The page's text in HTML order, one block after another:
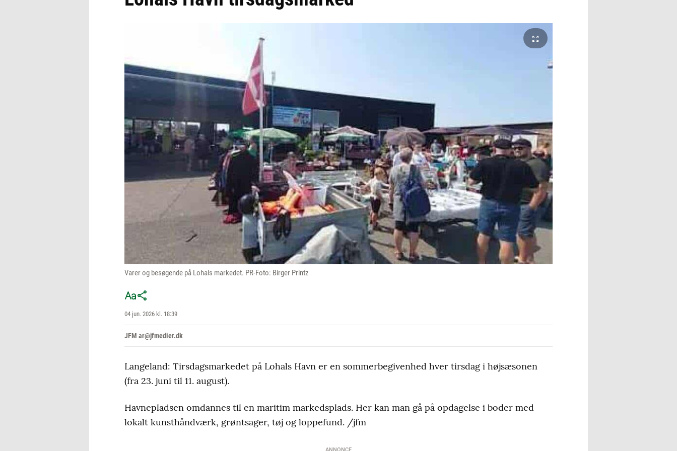
Varer og besøgende på Lohals markedet. PR-Foto: Birger Printz
04 jun. 2026 kl. 18:39
JFM ar@jfmedier.dk
Langeland: Tirsdagsmarkedet på Lohals Havn er en sommerbegivenhed hver tirsdag i højsæsonen
(fra 23. juni til 11. august).
Havnepladsen omdannes til en maritim markedsplads. Her kan man gå på opdagelse i boder med
lokalt kunsthåndværk, grøntsager, tøj og loppefund. /jfm
ANNONCE